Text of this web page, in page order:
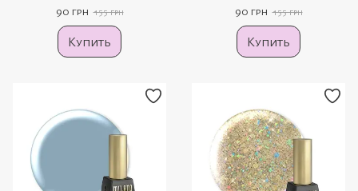
90 грн 155 грн
Купить
90 грн 155 грн
Купить